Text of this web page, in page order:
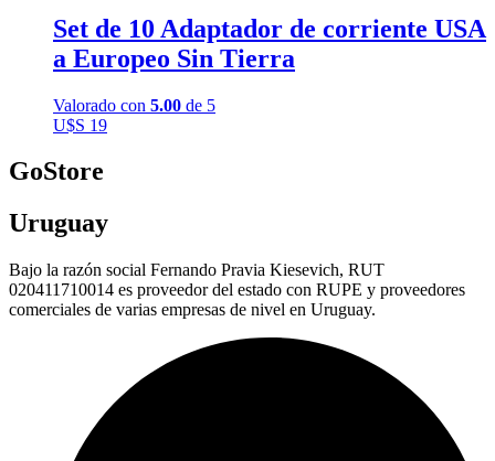
Set de 10 Adaptador de corriente USA
a Europeo Sin Tierra
Valorado con 5.00 de 5
U$S 19
GoStore
Uruguay
Bajo la razón social Fernando Pravia Kiesevich, RUT
020411710014 es proveedor del estado con RUPE y proveedores
comerciales de varias empresas de nivel en Uruguay.